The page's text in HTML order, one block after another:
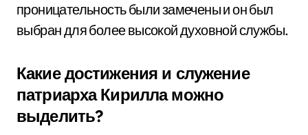
проницательность были замечены и он был
выбран для более высокой духовной службы.
Какие достижения и служение
патриарха Кирилла можно
выделить?